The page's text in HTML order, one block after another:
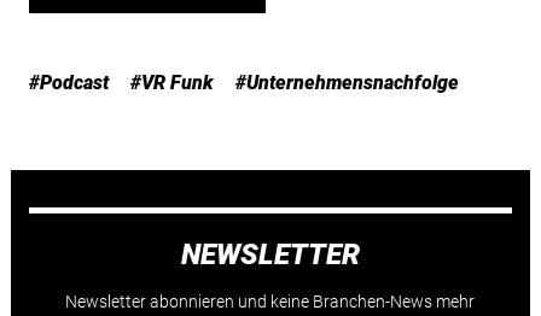
#Podcast #VR Funk #Unternehmensnachfolge
NEWSLETTER
Newsletter abonnieren und keine Branchen-News mehr